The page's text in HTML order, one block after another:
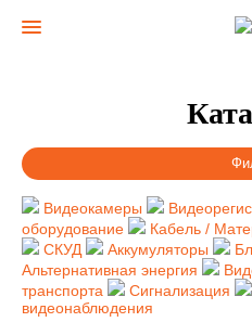
Видеокамеры
оборудование
Кабель /
СКУД
Аккумуляторы
Альтернативная энергия
транспорта
Сигнализация
видеонаблюдения